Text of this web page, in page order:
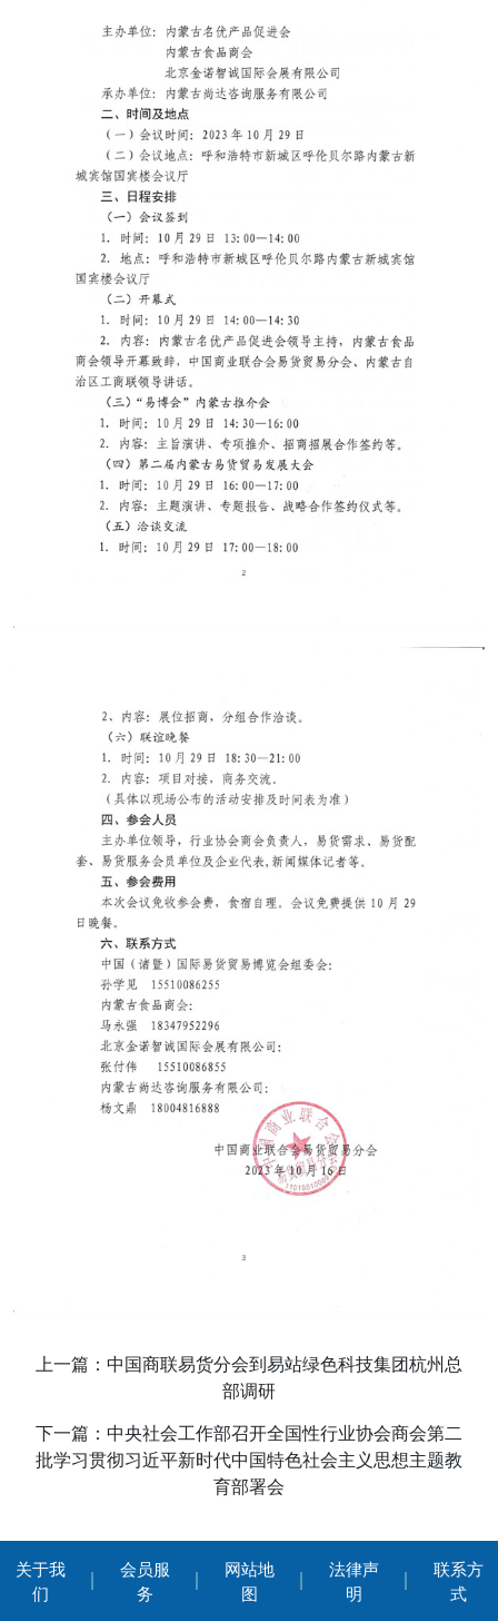
上一篇：中国商联易货分会到易站绿色科技集团杭州总
部调研
下一篇：中央社会工作部召开全国性行业协会商会第二
批学习贯彻习近平新时代中国特色社会主义思想主题教
育部署会
关于我
们
会员服
务
网站地
图
法律声
明
联系方
式